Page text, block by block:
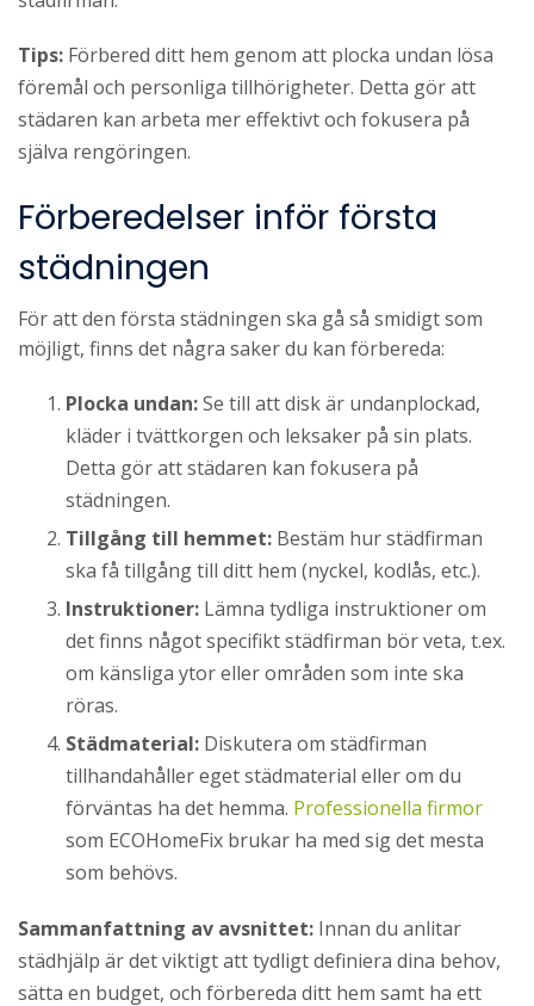
Tips: Förbered ditt hem genom att plocka undan lösa
föremål och personliga tillhörigheter. Detta gör att
städaren kan arbeta mer effektivt och fokusera på
själva rengöringen.
Förberedelser inför första
städningen
För att den första städningen ska gå så smidigt som
möjligt, finns det några saker du kan förbereda:
Plocka undan:Se till att disk är undanplockad,
kläder i tvättkorgen och leksaker på sin plats.
Detta gör att städaren kan fokusera på
städningen.
Tillgång till hemmet: Bestäm hur städfirman
ska få tillgång till ditt hem (nyckel, kodlås, etc.).
Instruktioner: Lämna tydliga instruktioner om
det finns något specifikt städfirman bör veta, t.ex.
om känsliga ytor eller områden som inte ska
röras.
Städmaterial: Diskutera om städfirman
tillhandahåller eget städmaterial eller om du
förväntas ha det hemma. Professionella firmor
som ECOHomeFix brukar ha med sig det mesta
som behövs.
Sammanfattning av avsnittet: Innan du anlitar
städhjälp är det viktigt att tydligt definiera dina behov,
sätta en budget, och förbereda ditt hem samt ha ett